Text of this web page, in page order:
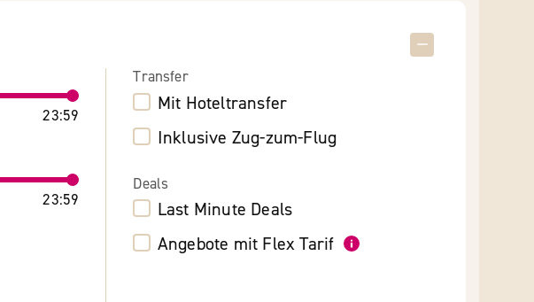
23:59
23:59
Transfer
Mit Hoteltransfer
Inklusive Zug-zum-Flug
Deals
Last Minute Deals
Angebote mit Flex Tarif